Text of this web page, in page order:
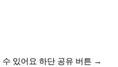
있어요 하단 공유 버튼 →